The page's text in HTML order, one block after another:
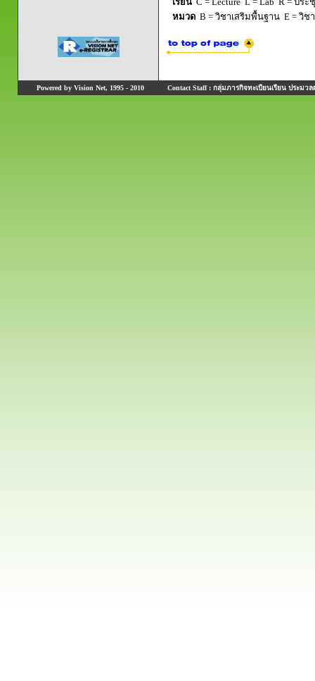
หมวด B = วิชาเสริมพื้นฐาน E = วิช
Powered by Vision Net, 1995 - 2010 Contact Staff : กลุ่มภารกิจทะเบียนเรียน ประมวล